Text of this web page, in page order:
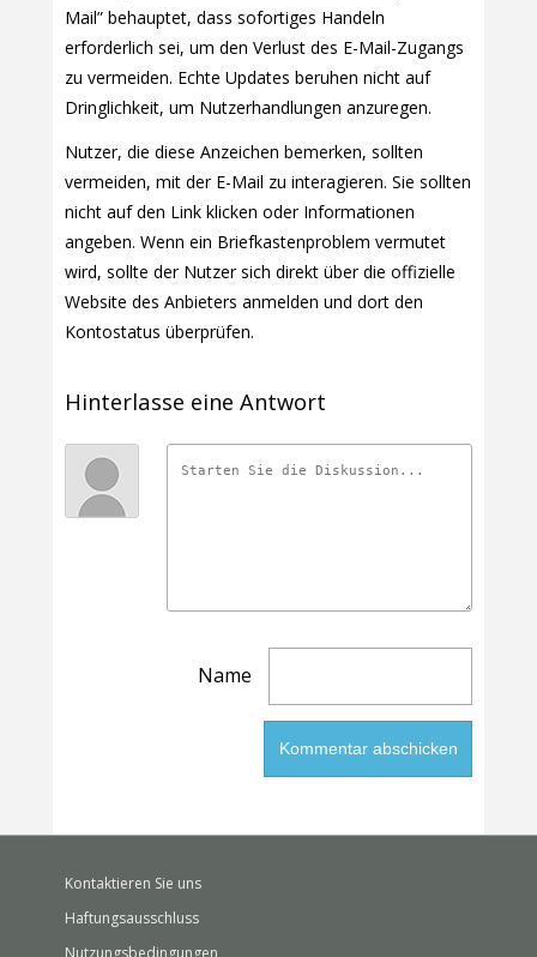
Mail” behauptet, dass sofortiges Handeln
erforderlich sei, um den Verlust des E-Mail-Zugangs
zu vermeiden. Echte Updates beruhen nicht auf
Dringlichkeit, um Nutzerhandlungen anzuregen.
Nutzer, die diese Anzeichen bemerken, sollten
vermeiden, mit der E-Mail zu interagieren. Sie sollten
nicht auf den Link klicken oder Informationen
angeben. Wenn ein Briefkastenproblem vermutet
wird, sollte der Nutzer sich direkt über die offizielle
Website des Anbieters anmelden und dort den
Kontostatus überprüfen.
Hinterlasse eine Antwort
Name
Kontaktieren Sie uns
Haftungsausschluss
Nutzungsbedingungen